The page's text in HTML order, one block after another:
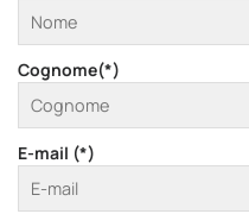
Cognome(*)
E-mail (*)